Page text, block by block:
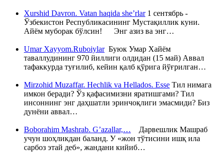
Xurshid Davron. Vatan haqida she’rlar1 сентябрь -
Ўзбекистон Республикасининг Мустақиллик куни.
Айём муборак бўлсин! Энг азиз ва энг…
Umar Xayyom.RuboiylarБуюк Умар Хайём
таваллудининг 970 йиллиги олдидан (15 май) Аввал
тафаккурда туғилиб, кейин қалб қўрига йўғрилган…
Mirzohid Muzaffar. Hechlik va Hellados. Esse Тил нимага
имкон беради? Ўз қафасимизни яратишгами? Тил
инсоннинг энг даҳшатли эринчоқлиги эмасмиди? Биз
дунёни аввал…
Boborahim Mashrab. G’azallar,… Дарвешлик Машраб
учун шоҳликдан баланд. У «жон тўтисини ишқ ила
сарбоз этай деб», жандани кийиб…